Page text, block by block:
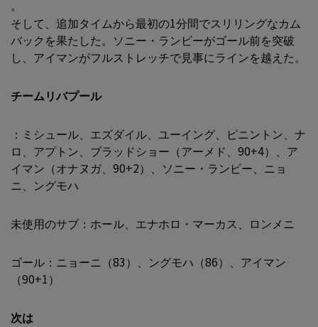
。
そして、追加タイムから最初の1分間でスリリングなカム
バックを果たした。ソニー・ランビーがゴール前を突破
し、アイマンがフルストレッチで見事にラインを越えた。
チームリバプール
：ミシュール、エズダイル、ユーイング、ピニントン、ナ
ロ、アプトン、ブラッドショー（アーメド、90+4）、ア
イマン（オナヌガ、90+2）、ソニー・ランビー、ニョ
ニ、ングモハ
未使用のサブ：ホール、エナホロ・マーカス、ロンメニ
ゴール：ニョーニ（83）、ングモハ（86）、アイマン
（90+1）
次は